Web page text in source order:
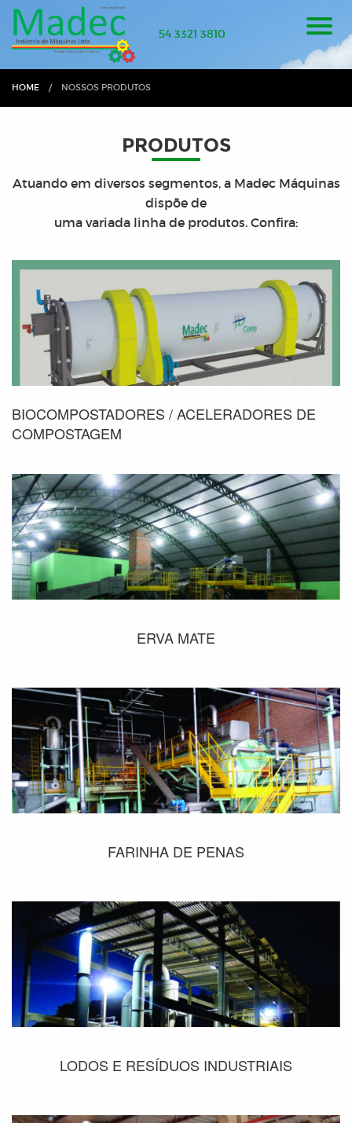
54 3321 3810
HOME CURRENT:
NOSSOS PRODUTOS
PRODUTOS
Atuando em diversos segmentos, a Madec Máquinas
dispõe de
uma variada linha de produtos. Confira:
BIOCOMPOSTADORES / ACELERADORES DE
COMPOSTAGEM
ERVA MATE
FARINHA DE PENAS
LODOS E RESÍDUOS INDUSTRIAIS